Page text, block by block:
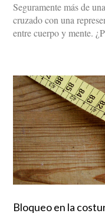
Seguramente más de
cruzado con una
entre cuerpo y mente.
Bloqueo en la